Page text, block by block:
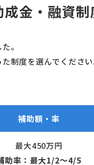
金・融資制
。
制度を選んでください
補助額・率
最大450万円
助率：最大1/2〜4/5